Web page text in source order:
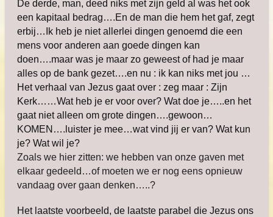
De derde, man, deed niks met zijn geld al was het ook
een kapitaal bedrag….En de man die hem het gaf, zegt
erbij…Ik heb je niet allerlei dingen genoemd die een
mens voor anderen aan goede dingen kan
doen….maar was je maar zo geweest of had je maar
alles op de bank gezet….en nu : ik kan niks met jou …
Het verhaal van Jezus gaat over : zeg maar : Zijn
Kerk……Wat heb je er voor over? Wat doe je…..en het
gaat niet alleen om grote dingen….gewoon…
KOMEN….luister je mee…wat vind jij er van? Wat kun
je? Wat wil je?
Zoals we hier zitten: we hebben van onze gaven met
elkaar gedeeld…of moeten we er nog eens opnieuw
vandaag over gaan denken…..?
Het laatste voorbeeld, de laatste parabel die Jezus ons